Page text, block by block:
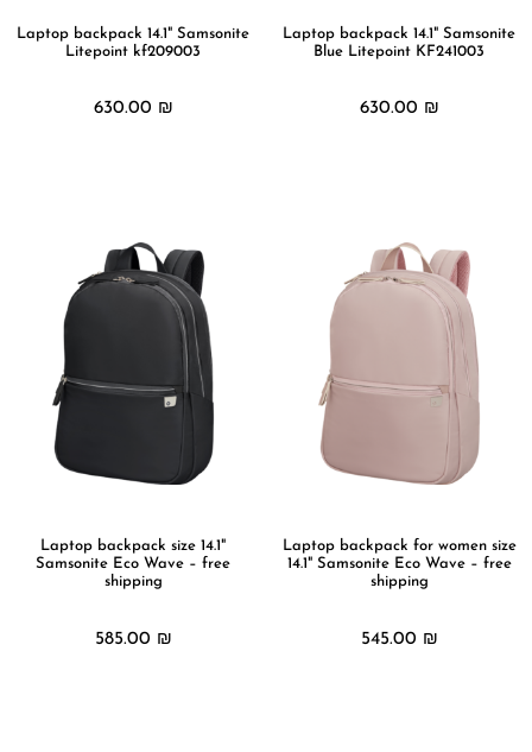
Laptop backpack 14.1" Samsonite
Blue Litepoint KF241003
630.00 ₪
Laptop backpack 14.1" Samsonite
Litepoint kf209003
630.00 ₪
Laptop backpack for women size
14.1" Samsonite Eco Wave – free
shipping
545.00 ₪
Laptop backpack size 14.1"
Samsonite Eco Wave – free
shipping
585.00 ₪